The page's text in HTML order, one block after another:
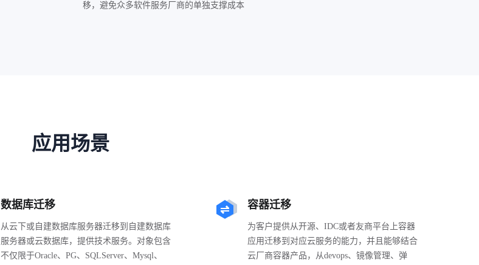
移，避免众多软件服务厂商的单独支撑成本
应用场景
数据库迁移
从云下或自建数据库服务器迁移到自建数据库
服务器或云数据库，提供技术服务。对象包含
不仅限于Oracle、PG、SQLServer、Mysql、
容器迁移
为客户提供从开源、IDC或者友商平台上容器
应用迁移到对应云服务的能力，并且能够结合
云厂商容器产品，从devops、镜像管理、弹